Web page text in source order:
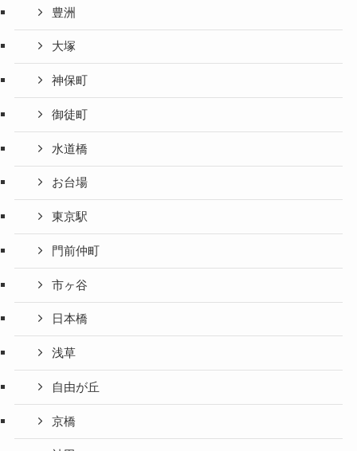
豊洲
大塚
神保町
御徒町
水道橋
お台場
東京駅
門前仲町
市ヶ谷
日本橋
浅草
自由が丘
京橋